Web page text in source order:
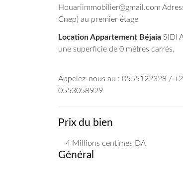
Houariimmobilier@gmail.com
Cnep) au premier étage
Location Appartement Béjaia SIDI
une superficie de 0 mètres carrés.
Appelez-nous au : 0555122328 /
0553058929
Prix du bien
4 Millions centimes DA
Général